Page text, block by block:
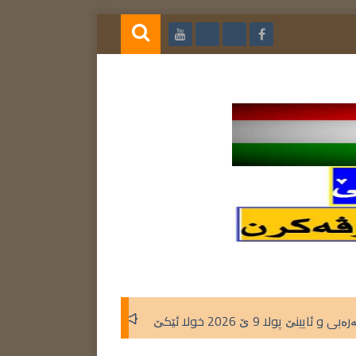
ئێکێ گوهرینێت بابەتێ زمانێ عەرەبی 2026 تعديلات كتاب اللغة العربية